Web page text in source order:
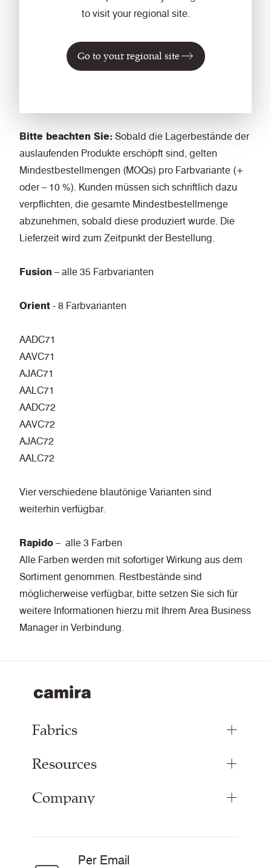
to visit your regional site.
Go to your regional site
der Camira Transportkollektion kombinieren
Auslaufende
Die unten aufgeführten Produkte werden zwischen
Bitte beachten Sie: Sobald die Lagerbestände der
auslaufenden Produkte erschöpft sind, gelten
Mindestbestellmengen (MOQs) pro Farbvariante (+
oder – 10 %). Kunden müssen sich schriftlich dazu
verpflichten, die gesamte Mindestbestellmenge
abzunehmen, sobald diese produziert wurde. Die
Lieferzeit wird zum Zeitpunkt der Bestellung.
Fusion – alle 35 Farbvarianten
Orient - 8 Farbvarianten
AADC71
AAVC71
AJAC71
AALC71
AADC72
AAVC72
AJAC72
AALC72
Vier verschiedene blautönige Varianten sind
weiterhin verfügbar.
Rapido – alle 3 Farben
Alle Farben werden mit sofortiger Wirkung aus dem
Sortiment genommen. Restbestände sind
möglicherweise verfügbar, bitte setzen Sie sich für
weitere Informationen hierzu mit Ihrem Area Business
Manager in Verbindung.
Fabrics
Bespoke Woven Fabric
Resources
Inspiration
Company
Per Email